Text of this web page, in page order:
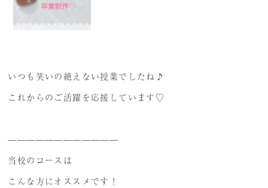
いつも笑いの絶えない授業でしたね♪
これからのご活躍を応援しています♡
————————————
当校のコースは
こんな方にオススメです！